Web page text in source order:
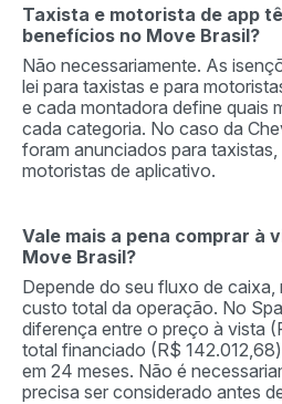
Taxista e motorista de app
benefícios no Move Brasil?
Não necessariamente. As
lei para taxistas e para
e cada montadora define quais
cada categoria. No caso da
foram anunciados para taxistas,
motoristas de aplicativo.
Vale mais a pena comprar à
Move Brasil?
Depende do seu fluxo de caixa,
custo total da operação. No
diferença entre o preço à vista
total financiado (R$
em 24 meses. Não é
precisa ser considerado antes